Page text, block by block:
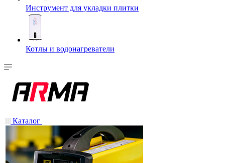
Инструмент для укладки плитки
Котлы и водонагреватели
Каталог